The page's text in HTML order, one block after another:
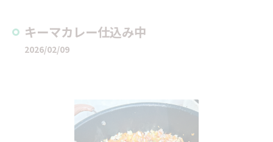
キーマカレー仕込み中
2026/02/09